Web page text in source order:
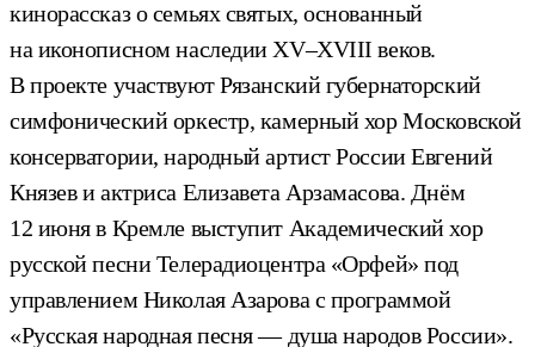
кинорассказ о семьях святых, основанный
на иконописном наследии XV–XVIII веков.
В проекте участвуют Рязанский губернаторский
симфонический оркестр, камерный хор Московской
консерватории, народный артист России Евгений
Князев и актриса Елизавета Арзамасова. Днём
12 июня в Кремле выступит Академический хор
русской песни Телерадиоцентра «Орфей» под
управлением Николая Азарова с программой
«Русская народная песня — душа народов России».